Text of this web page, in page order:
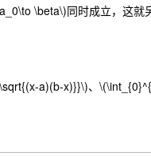
\beta\)同时成立，这就
a)(b-x)}}\)、